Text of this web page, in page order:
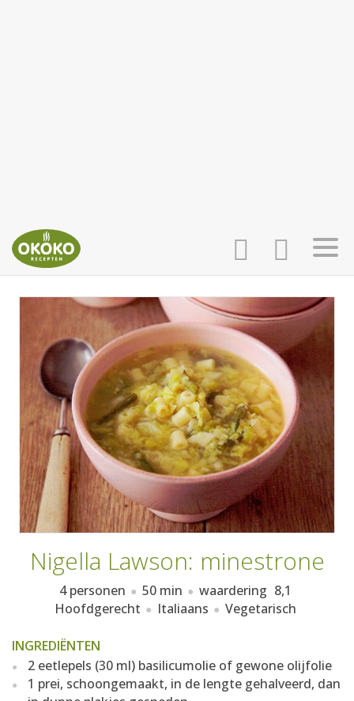
INLOGGEN
AANMELDEN
HOME
RECEPTEN
WEEKMENU'S
KOOKBOEKEN
Nigella Lawson: minestrone
4 personen 50 min waardering 8,1
Hoofdgerecht
Italiaans Vegetarisch
INGREDIËNTEN
2 eetlepels (30 ml) basilicumolie of gewone olijfolie
1 prei, schoongemaakt, in de lengte gehalveerd, dan